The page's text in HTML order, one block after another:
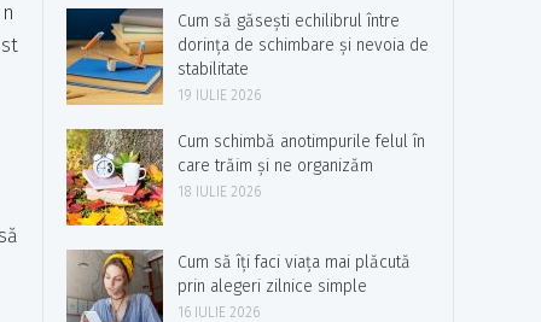
Cum să găsești echilibrul între
dorința de schimbare și nevoia de
stabilitate
19 IULIE 2026
Cum schimbă anotimpurile felul în
care trăim și ne organizăm
18 IULIE 2026
Cum să îți faci viața mai plăcută
prin alegeri zilnice simple
16 IULIE 2026